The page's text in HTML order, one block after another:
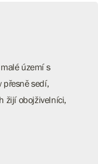
území s
přesně sedí,
žijí obojživelníci,